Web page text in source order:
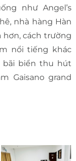
như Angel’s
nhà hàng Hàn
hơn, cách trường
nổi tiếng khác
bãi biển thu hút
Gaisano grand